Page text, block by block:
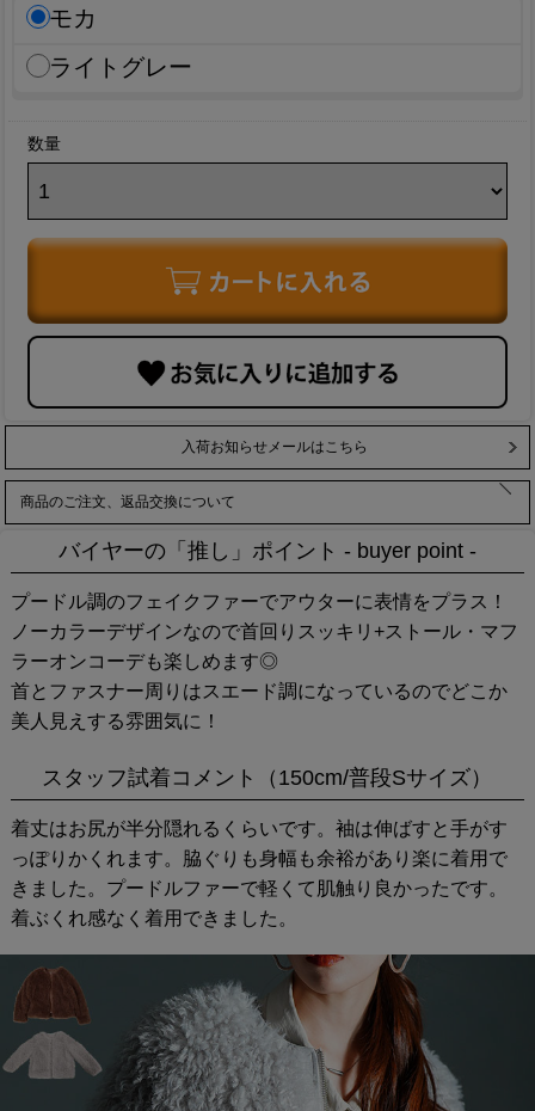
モカ
ライトグレー
数量
入荷お知らせメールはこちら
商品のご注文、返品交換について
バイヤーの「推し」ポイント - buyer point -
プードル調のフェイクファーでアウターに表情をプラス！
ノーカラーデザインなので首回りスッキリ+ストール・マフ
ラーオンコーデも楽しめます◎
首とファスナー周りはスエード調になっているのでどこか
美人見えする雰囲気に！
スタッフ試着コメント（150cm/普段Sサイズ）
着丈はお尻が半分隠れるくらいです。袖は伸ばすと手がす
っぽりかくれます。脇ぐりも身幅も余裕があり楽に着用で
きました。プードルファーで軽くて肌触り良かったです。
着ぶくれ感なく着用できました。